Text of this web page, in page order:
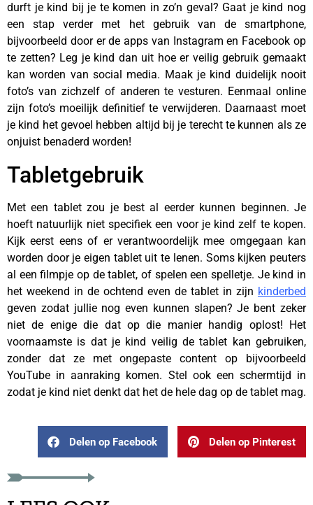
durft je kind bij je te komen in zo’n geval? Gaat je kind nog
een stap verder met het gebruik van de smartphone,
bijvoorbeeld door er de apps van Instagram en Facebook op
te zetten? Leg je kind dan uit hoe er veilig gebruik gemaakt
kan worden van social media. Maak je kind duidelijk nooit
foto’s van zichzelf of anderen te vesturen. Eenmaal online
zijn foto’s moeilijk definitief te verwijderen. Daarnaast moet
je kind het gevoel hebben altijd bij je terecht te kunnen als ze
onjuist benaderd worden!
Tabletgebruik
Met een tablet zou je best al eerder kunnen beginnen. Je
hoeft natuurlijk niet specifiek een voor je kind zelf te kopen.
Kijk eerst eens of er verantwoordelijk mee omgegaan kan
worden door je eigen tablet uit te lenen. Soms kijken peuters
al een filmpje op de tablet, of spelen een spelletje. Je kind in
het weekend in de ochtend even de tablet in zijn kinderbed
geven zodat jullie nog even kunnen slapen? Je bent zeker
niet de enige die dat op die manier handig oplost! Het
voornaamste is dat je kind veilig de tablet kan gebruiken,
zonder dat ze met ongepaste content op bijvoorbeeld
YouTube in aanraking komen. Stel ook een schermtijd in
zodat je kind niet denkt dat het de hele dag op de tablet mag.
Delen op Facebook Delen op Pinterest